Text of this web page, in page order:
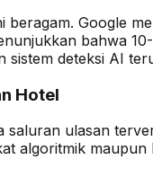
beragam. Google
bahwa
sistem deteksi AI
Hotel
saluran ulasan
algoritmik